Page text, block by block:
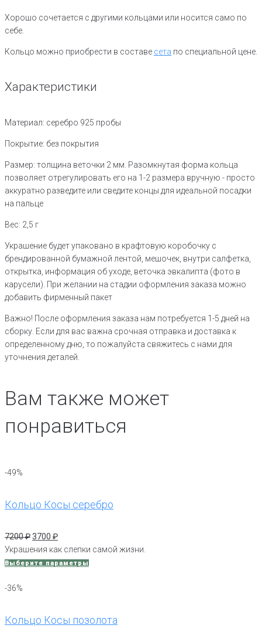
Хорошо сочетается с другими кольцами или носится само по
себе.
Кольцо можно приобрести в составе сета по специальной цене.
Характеристики
Материал: серебро 925 пробы
Покрытие: без покрытия
Размер: толщина веточки 2 мм. Разомкнутая форма кольца
позволяет отрегулировать его на 1-2 размера вручную - просто
аккуратно разведите или сведите концы для идеальной посадки
на пальце
Вес: 2,5 г
Украшение будет упаковано в крафтовую коробочку с
брендированной бумажной лентой, мешочек, внутри салфетка,
открытка, информация об уходе, веточка эвкалипта (фото в
карусели). При желании на стадии оформления заказа можно
добавить фирменный пакет
Важно! После оформления заказа нам потребуется 1-5 дней на
сборку. Если для вас важна срочная отправка и доставка к
определенному дню, то пожалуйста свяжитесь с нами для
уточнения деталей.
Вам также может
понравиться
-49%
Кольцо Косы серебро
7200₽Первоначальная
цена
составляла
3700 ₽Текущая
цена:
3700 ₽.
Украшения как слепки самой жизни.
Выберите параметрыЭтот
Опции
-36%
Кольцо Косы позолота